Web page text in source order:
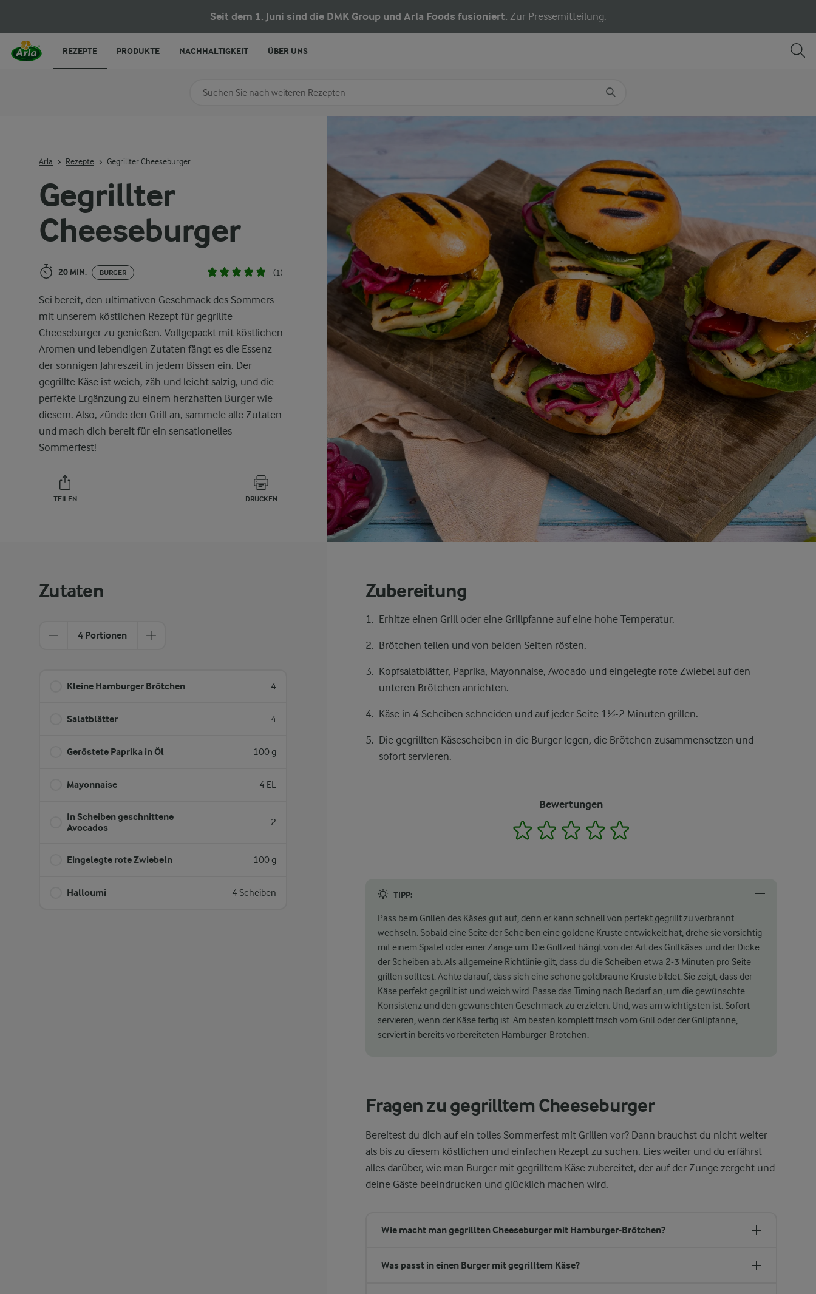
Seit dem 1. Juni sind die DMK Group und Arla Foods fusioniert. Zur Pressemitteilung.
Gegrillter
Cheeseburger
20 MIN. BURGER (1)
Sei bereit, den ultimativen Geschmack des Sommers
mit unserem köstlichen Rezept für gegrillte
Cheeseburger zu genießen. Vollgepackt mit köstlichen
Aromen und lebendigen Zutaten fängt es die Essenz
der sonnigen Jahreszeit in jedem Bissen ein. Der
gegrillte Käse ist weich, zäh und leicht salzig, und die
perfekte Ergänzung zu einem herzhaften Burger wie
diesem. Also, zünde den Grill an, sammele alle Zutaten
und mach dich bereit für ein sensationelles
Sommerfest!
TEILEN DRUCKEN
Arla Rezepte Gegrillter Cheeseburger
Zutaten
4 Portionen
Kleine Hamburger Brötchen 4
Salatblätter 4
Geröstete Paprika in Öl 100 g
Mayonnaise 4 EL
In Scheiben geschnittene
Avocados
2
Eingelegte rote Zwiebeln 100 g
Halloumi 4 Scheiben
Zubereitung
Erhitze einen Grill oder eine Grillpfanne auf eine hohe Temperatur.
Brötchen teilen und von beiden Seiten rösten.
Kopfsalatblätter, Paprika, Mayonnaise, Avocado und eingelegte rote Zwiebel auf den
unteren Brötchen anrichten.
Käse in 4 Scheiben schneiden und auf jeder Seite 1½-2 Minuten grillen.
Die gegrillten Käsescheiben in die Burger legen, die Brötchen zusammensetzen und
sofort servieren.
Bewertungen
1 2 3 4
TIPP:
Pass beim Grillen des Käses gut auf, denn er kann schnell von perfekt gegrillt zu verbrannt
wechseln. Sobald eine Seite der Scheiben eine goldene Kruste entwickelt hat, drehe sie vorsichtig
mit einem Spatel oder einer Zange um. Die Grillzeit hängt von der Art des Grillkäses und der Dicke
der Scheiben ab. Als allgemeine Richtlinie gilt, dass du die Scheiben etwa 2-3 Minuten pro Seite
grillen solltest. Achte darauf, dass sich eine schöne goldbraune Kruste bildet. Sie zeigt, dass der
Käse perfekt gegrillt ist und weich wird. Passe das Timing nach Bedarf an, um die gewünschte
Konsistenz und den gewünschten Geschmack zu erzielen. Und, was am wichtigsten ist: Sofort
servieren, wenn der Käse fertig ist. Am besten komplett frisch vom Grill oder der Grillpfanne,
serviert in bereits vorbereiteten Hamburger-Brötchen.
Fragen zu gegrilltem Cheeseburger
Bereitest du dich auf ein tolles Sommerfest mit Grillen vor? Dann brauchst du nicht weiter
als bis zu diesem köstlichen und einfachen Rezept zu suchen. Lies weiter und du erfährst
alles darüber, wie man Burger mit gegrilltem Käse zubereitet, der auf der Zunge zergeht und
deine Gäste beeindrucken und glücklich machen wird.
Wie macht man gegrillten Cheeseburger mit Hamburger-Brötchen?
Was passt in einen Burger mit gegrilltem Käse?
Nach Kategorie suchen
REZEPTE PRODUKTE NACHHALTIGKEIT ÜBER UNS